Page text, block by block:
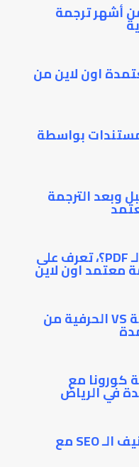
أشهر ترجمة
اون لاين من
بواسطة
وبعد الترجمة
هل يصعب ترجمة ملفات الـ PDF؟، تعرف على
اون لاين
تعرف على الترجمة الإبداعية VS الحرفية من
كورونا مع
في الرياض
تأثير ترجمة جوجل على تصنيف الـ SEO مع